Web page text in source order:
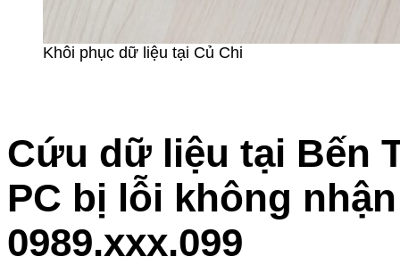
Khôi phục dữ liệu tại Củ Chi
Cứu dữ liệu tại Bến
PC bị lỗi không
0989.xxx.099